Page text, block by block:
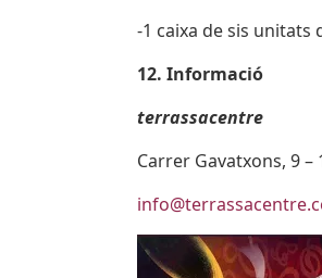
-1 caixa de sis unitats
12. Informació
terrassacentre
Carrer Gavatxons, 9 –
Imatges
Image